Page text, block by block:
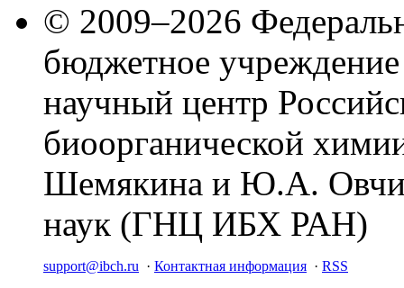
© 2009–2026
бюджетное
научный центр
биоорганической
Шемякина и Ю.А.
наук (ГНЦ ИБХ РАН)
support@ibch.ru · Контактная информация · RSS